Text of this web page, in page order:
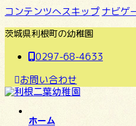
コンテンツへスキップ ナビゲ
茨城県利根町の幼稚園
0297-68-4633
お問い合わせ
ホーム